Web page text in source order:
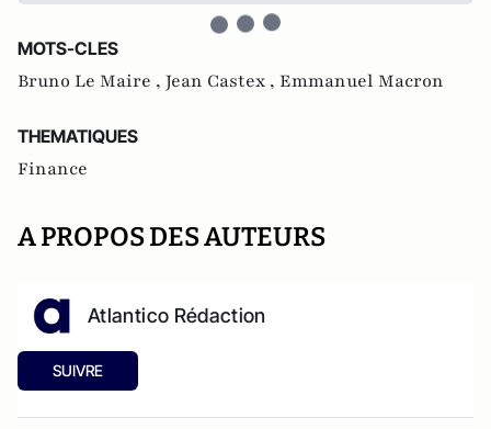
MOTS-CLES
Bruno Le Maire , Jean Castex , Emmanuel Macron
THEMATIQUES
Finance
A PROPOS DES AUTEURS
Atlantico Rédaction
SUIVRE